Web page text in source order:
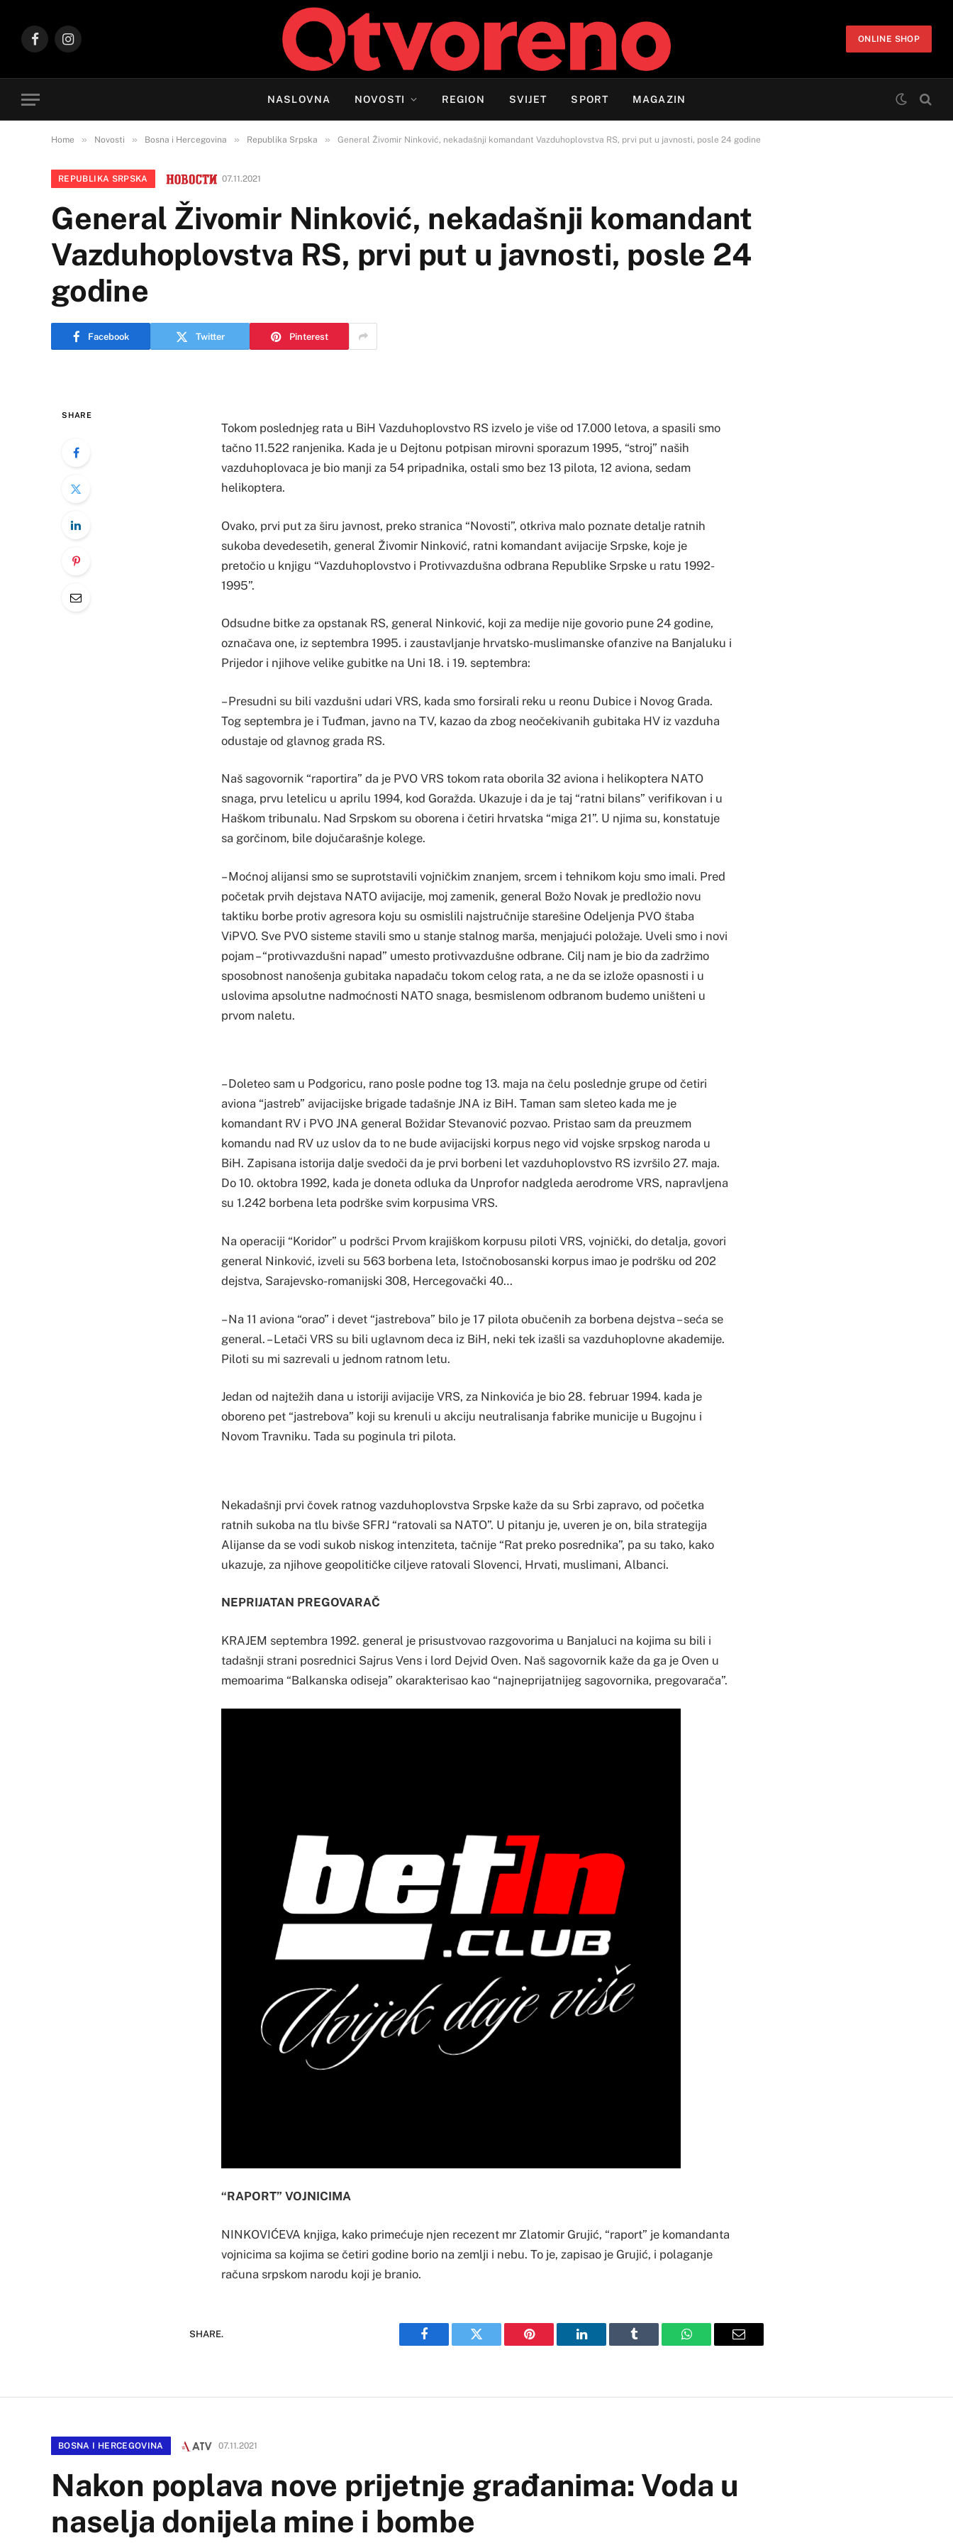
FacebookInstagram
ONLINE SHOP
NASLOVNA NOVOSTI REGION SVIJET SPORT MAGAZIN
Home » Novosti » Bosna i Hercegovina » Republika Srpska » General Živomir Ninković, nekadašnji komandant Vazduhoplovstva RS, prvi put u javnosti, posle 24 godine
REPUBLIKA SRPSKA 07.11.2021
General Živomir Ninković, nekadašnji komandant
Vazduhoplovstva RS, prvi put u javnosti, posle 24
godine
Facebook Twitter Pinterest
SHARE
Tokom poslednjeg rata u BiH Vazduhoplovstvo RS izvelo je više od 17.000 letova, a spasili smo
tačno 11.522 ranjenika. Kada je u Dejtonu potpisan mirovni sporazum 1995, “stroj” naših
vazduhoplovaca je bio manji za 54 pripadnika, ostali smo bez 13 pilota, 12 aviona, sedam
helikoptera.
Ovako, prvi put za širu javnost, preko stranica “Novosti”, otkriva malo poznate detalje ratnih
sukoba devedesetih, general Živomir Ninković, ratni komandant avijacije Srpske, koje je
pretočio u knjigu “Vazduhoplovstvo i Protivvazdušna odbrana Republike Srpske u ratu 1992-
1995”.
Odsudne bitke za opstanak RS, general Ninković, koji za medije nije govorio pune 24 godine,
označava one, iz septembra 1995. i zaustavljanje hrvatsko-muslimanske ofanzive na Banjaluku i
Prijedor i njihove velike gubitke na Uni 18. i 19. septembra:
– Presudni su bili vazdušni udari VRS, kada smo forsirali reku u reonu Dubice i Novog Grada.
Tog septembra je i Tuđman, javno na TV, kazao da zbog neočekivanih gubitaka HV iz vazduha
odustaje od glavnog grada RS.
Naš sagovornik “raportira” da je PVO VRS tokom rata oborila 32 aviona i helikoptera NATO
snaga, prvu letelicu u aprilu 1994, kod Goražda. Ukazuje i da je taj “ratni bilans” verifikovan i u
Haškom tribunalu. Nad Srpskom su oborena i četiri hrvatska “miga 21”. U njima su, konstatuje
sa gorčinom, bile dojučarašnje kolege.
– Moćnoj alijansi smo se suprotstavili vojničkim znanjem, srcem i tehnikom koju smo imali. Pred
početak prvih dejstava NATO avijacije, moj zamenik, general Božo Novak je predložio novu
taktiku borbe protiv agresora koju su osmislili najstručnije starešine Odeljenja PVO štaba
ViPVO. Sve PVO sisteme stavili smo u stanje stalnog marša, menjajući položaje. Uveli smo i novi
pojam – “protivvazdušni napad” umesto protivvazdušne odbrane. Cilj nam je bio da zadržimo
sposobnost nanošenja gubitaka napadaču tokom celog rata, a ne da se izlože opasnosti i u
uslovima apsolutne nadmoćnosti NATO snaga, besmislenom odbranom budemo uništeni u
prvom naletu.
– Doleteo sam u Podgoricu, rano posle podne tog 13. maja na čelu poslednje grupe od četiri
aviona “jastreb” avijacijske brigade tadašnje JNA iz BiH. Taman sam sleteo kada me je
komandant RV i PVO JNA general Božidar Stevanović pozvao. Pristao sam da preuzmem
komandu nad RV uz uslov da to ne bude avijacijski korpus nego vid vojske srpskog naroda u
BiH. Zapisana istorija dalje svedoči da je prvi borbeni let vazduhoplovstvo RS izvršilo 27. maja.
Do 10. oktobra 1992, kada je doneta odluka da Unprofor nadgleda aerodrome VRS, napravljena
su 1.242 borbena leta podrške svim korpusima VRS.
Na operaciji “Koridor” u podršci Prvom krajiškom korpusu piloti VRS, vojnički, do detalja, govori
general Ninković, izveli su 563 borbena leta, Istočnobosanski korpus imao je podršku od 202
dejstva, Sarajevsko-romanijski 308, Hercegovački 40…
– Na 11 aviona “orao” i devet “jastrebova” bilo je 17 pilota obučenih za borbena dejstva – seća se
general. – Letači VRS su bili uglavnom deca iz BiH, neki tek izašli sa vazduhoplovne akademije.
Piloti su mi sazrevali u jednom ratnom letu.
Jedan od najtežih dana u istoriji avijacije VRS, za Ninkovića je bio 28. februar 1994. kada je
oboreno pet “jastrebova” koji su krenuli u akciju neutralisanja fabrike municije u Bugojnu i
Novom Travniku. Tada su poginula tri pilota.
Nekadašnji prvi čovek ratnog vazduhoplovstva Srpske kaže da su Srbi zapravo, od početka
ratnih sukoba na tlu bivše SFRJ “ratovali sa NATO”. U pitanju je, uveren je on, bila strategija
Alijanse da se vodi sukob niskog intenziteta, tačnije “Rat preko posrednika”, pa su tako, kako
ukazuje, za njihove geopolitičke ciljeve ratovali Slovenci, Hrvati, muslimani, Albanci.
NEPRIJATAN PREGOVARAČ
KRAJEM septembra 1992. general je prisustvovao razgovorima u Banjaluci na kojima su bili i
tadašnji strani posrednici Sajrus Vens i lord Dejvid Oven. Naš sagovornik kaže da ga je Oven u
memoarima “Balkanska odiseja” okarakterisao kao “najneprijatnijeg sagovornika, pregovarača”.
“RAPORT” VOJNICIMA
NINKOVIĆEVA knjiga, kako primećuje njen recezent mr Zlatomir Grujić, “raport” je komandanta
vojnicima sa kojima se četiri godine borio na zemlji i nebu. To je, zapisao je Grujić, i polaganje
računa srpskom narodu koji je branio.
SHARE.
Facebook Twitter Pinterest LinkedIn Tumblr WhatsAppEmail
BOSNA I HERCEGOVINA 07.11.2021
Nakon poplava nove prijetnje građanima: Voda u
naselja donijela mine i bombe